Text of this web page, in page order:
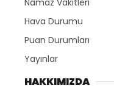
Hava Durumu
Puan Durumları
Yayınlar
HAKKIMIZDA